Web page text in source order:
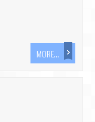
MORE...